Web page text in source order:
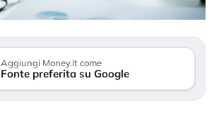
Aggiungi Money.it come
Fonte preferita su Google